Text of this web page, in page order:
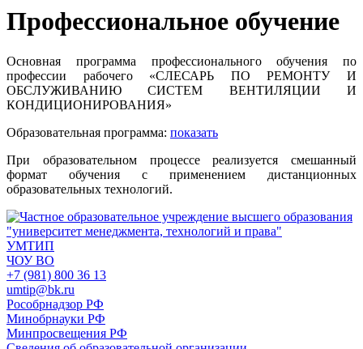
Профессиональное обучение
Основная программа профессионального обучения по
профессии рабочего «СЛЕСАРЬ ПО РЕМОНТУ И
ОБСЛУЖИВАНИЮ СИСТЕМ ВЕНТИЛЯЦИИ И
КОНДИЦИОНИРОВАНИЯ»
Образовательная программа: показать
При образовательном процессе реализуется смешанный
формат обучения с применением дистанционных
образовательных технологий.
УМТИП
ЧОУ ВО
+7 (981) 800 36 13
umtip@bk.ru
Рособрнадзор РФ
Минобрнауки РФ
Минпросвещения РФ